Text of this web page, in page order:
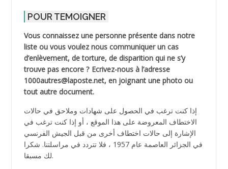
POUR TEMOIGNER
Vous connaissez une personne présente dans notre
liste ou vous voulez nous communiquer un cas
d’enlèvement, de torture, de disparition qui ne s’y
trouve pas encore ? Ecrivez-nous à l’adresse
1000autres@laposte.net, en joignant une photo ou
tout autre document.
إذا كنت ترغب في الحصول على شهادات وملاحق في حالات
الاختطاف المعروضة على هذا الموقع ، أو إذا كنت ترغب في
الإشارة إلى حالات اختطاف أخرى من قبل الجيش الفرنسي
في الجزائر العاصمة عام 1957 ، فلا تتردد في مراسلتنا. شكرا
لك مسبقا.